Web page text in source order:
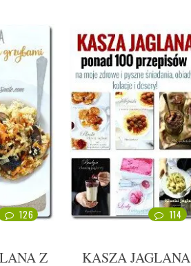
126
Z
114
KASZA JAGLANA